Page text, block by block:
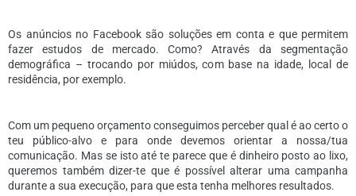
Os anúncios no Facebook são soluções em conta e que permitem
fazer estudos de mercado. Como? Através da segmentação
demográfica – trocando por miúdos, com base na idade, local de
residência, por exemplo.
Com um pequeno orçamento conseguimos perceber qual é ao certo o
teu público-alvo e para onde devemos orientar a nossa/tua
comunicação. Mas se isto até te parece que é dinheiro posto ao lixo,
queremos também dizer-te que é possível alterar uma campanha
durante a sua execução, para que esta tenha melhores resultados.